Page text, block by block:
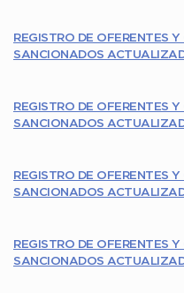
REGISTRO DE OFERENTES
SANCIONADOS
REGISTRO DE OFERENTES
SANCIONADOS
REGISTRO DE OFERENTES
SANCIONADOS
REGISTRO DE OFERENTES
SANCIONADOS